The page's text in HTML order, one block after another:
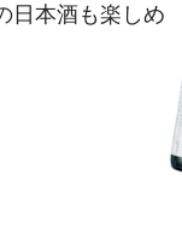
日本酒も楽しめ